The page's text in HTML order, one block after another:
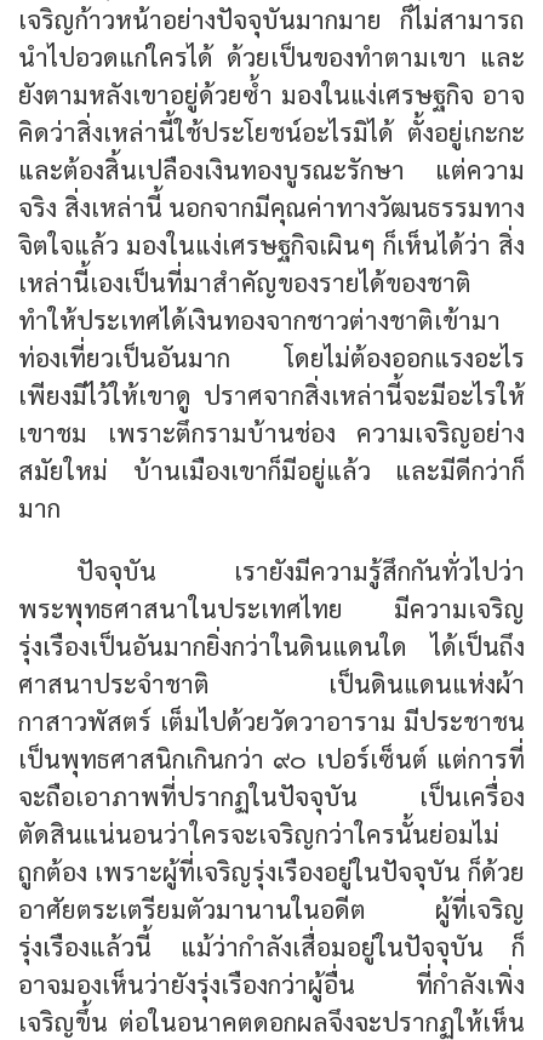
เจริญก้าวหน้าอย่างปัจจุบันมากมาย ก็ไม่สามารถ
นำไปอวดแก่ใครได้ ด้วยเป็นของทำตามเขา และ
ยังตามหลังเขาอยู่ด้วยซ้ำ มองในแง่เศรษฐกิจ อาจ
คิดว่าสิ่งเหล่านี้ใช้ประโยชน์อะไรมิได้ ตั้งอยู่เกะกะ
และต้องสิ้นเปลืองเงินทองบูรณะรักษา แต่ความ
จริง สิ่งเหล่านี้ นอกจากมีคุณค่าทางวัฒนธรรมทาง
จิตใจแล้ว มองในแง่เศรษฐกิจเผินๆ ก็เห็นได้ว่า สิ่ง
เหล่านี้เองเป็นที่มาสำคัญของรายได้ของชาติ
ทำให้ประเทศได้เงินทองจากชาวต่างชาติเข้ามา
ท่องเที่ยวเป็นอันมาก โดยไม่ต้องออกแรงอะไร
เพียงมีไว้ให้เขาดู ปราศจากสิ่งเหล่านี้จะมีอะไรให้
เขาชม เพราะตึกรามบ้านช่อง ความเจริญอย่าง
สมัยใหม่ บ้านเมืองเขาก็มีอยู่แล้ว และมีดีกว่าก็
มาก
ปัจจุบัน เรายังมีความรู้สึกกันทั่วไปว่า
พระพุทธศาสนาในประเทศไทย มีความเจริญ
รุ่งเรืองเป็นอันมากยิ่งกว่าในดินแดนใด ได้เป็นถึง
ศาสนาประจำชาติ เป็นดินแดนแห่งผ้า
กาสาวพัสตร์ เต็มไปด้วยวัดวาอาราม มีประชาชน
เป็นพุทธศาสนิกเกินกว่า ๙๐ เปอร์เซ็นต์ แต่การที่
จะถือเอาภาพที่ปรากฏในปัจจุบัน เป็นเครื่อง
ตัดสินแน่นอนว่าใครจะเจริญกว่าใครนั้นย่อมไม่
ถูกต้อง เพราะผู้ที่เจริญรุ่งเรืองอยู่ในปัจจุบัน ก็ด้วย
อาศัยตระเตรียมตัวมานานในอดีต ผู้ที่เจริญ
รุ่งเรืองแล้วนี้ แม้ว่ากำลังเสื่อมอยู่ในปัจจุบัน ก็
อาจมองเห็นว่ายังรุ่งเรืองกว่าผู้อื่น ที่กำลังเพิ่ง
เจริญขึ้น ต่อในอนาคตดอกผลจึงจะปรากฏให้เห็น